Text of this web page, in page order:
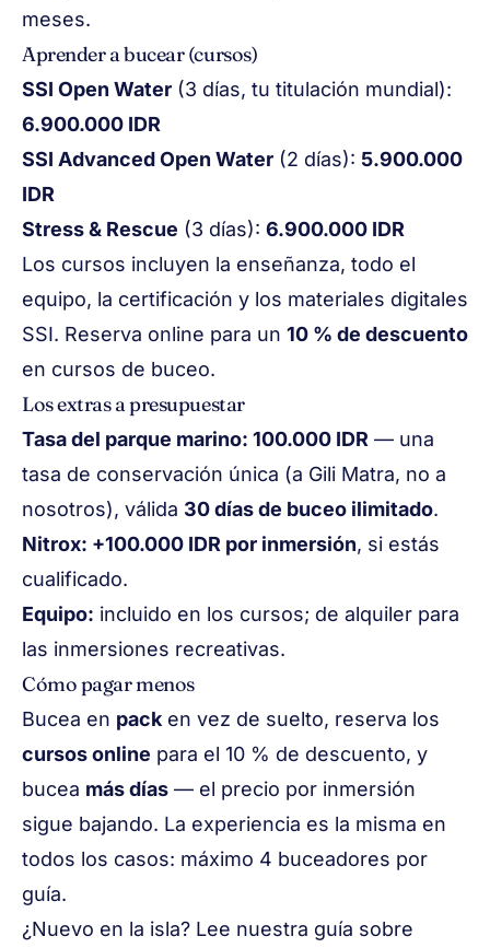
meses.
Aprender a bucear (cursos)
SSI Open Water (3 días, tu titulación mundial):
6.900.000 IDR
SSI Advanced Open Water (2 días): 5.900.000
IDR
Stress & Rescue (3 días): 6.900.000 IDR
Los cursos incluyen la enseñanza, todo el
equipo, la certificación y los materiales digitales
SSI. Reserva online para un 10 % de descuento
en cursos de buceo.
Los extras a presupuestar
Tasa del parque marino: 100.000 IDR — una
tasa de conservación única (a Gili Matra, no a
nosotros), válida 30 días de buceo ilimitado.
Nitrox: +100.000 IDR por inmersión, si estás
cualificado.
Equipo: incluido en los cursos; de alquiler para
las inmersiones recreativas.
Cómo pagar menos
Bucea en pack en vez de suelto, reserva los
cursos online para el 10 % de descuento, y
bucea más días — el precio por inmersión
sigue bajando. La experiencia es la misma en
todos los casos: máximo 4 buceadores por
guía.
¿Nuevo en la isla? Lee nuestra guía sobre